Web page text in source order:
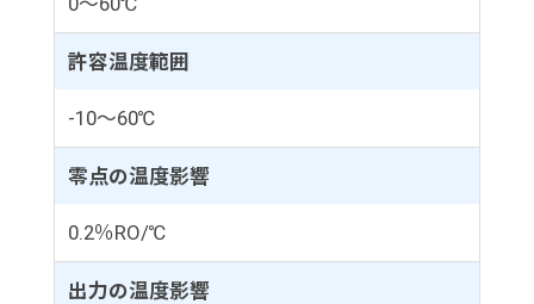
許容温度範囲
-10～60℃
零点の温度影響
0.2％RO/℃
出力の温度影響